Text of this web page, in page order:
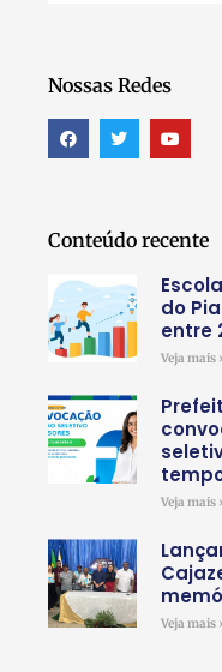
Nossas Redes
Conteúdo recente
do
entre
Veja mais
Veja mais
Veja mais